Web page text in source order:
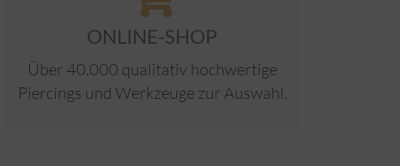
ONLINE-SHOP
Über 40.000 qualitativ hochwertige
Piercings und Werkzeuge zur Auswahl.